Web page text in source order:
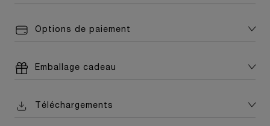
Options de paiement
Emballage cadeau
Téléchargements